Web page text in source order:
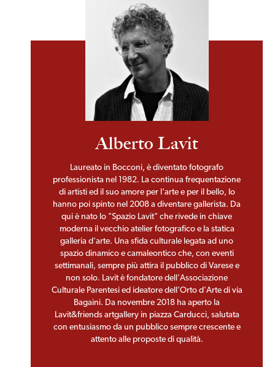
Alberto Lavit
Laureato in Bocconi, è diventato fotografo
professionista nel 1982. La continua frequentazione
di artisti ed il suo amore per l'arte e per il bello, lo
hanno poi spinto nel 2008 a diventare gallerista. Da
qui è nato lo "Spazio Lavit" che rivede in chiave
moderna il vecchio atelier fotografico e la statica
galleria d'arte. Una sfida culturale legata ad uno
spazio dinamico e camaleontico che, con eventi
settimanali, sempre più attira il pubblico di Varese e
non solo. Lavit è fondatore dell'Associazione
Culturale Parentesi ed ideatore dell'Orto d'Arte di via
Bagaini. Da novembre 2018 ha aperto la
Lavit&friends artgallery in piazza Carducci, salutata
con entusiasmo da un pubblico sempre crescente e
attento alle proposte di qualità.